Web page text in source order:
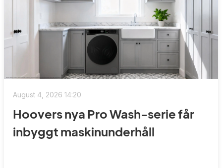
August 4, 2026 14:20
Hoovers nya Pro Wash-serie får
inbyggt maskinunderhåll